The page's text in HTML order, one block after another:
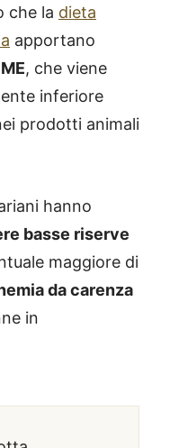
che la dieta
apportano
, che viene
inferiore
prodotti animali
hanno
basse riserve
maggiore di
da carenza
in